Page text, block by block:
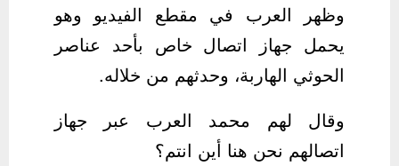
وظهر العرب في مقطع الفيديو وهو
يحمل جهاز اتصال خاص بأحد عناصر
الحوثي الهاربة، وحدثهم من خلاله.
وقال لهم محمد العرب عبر جهاز
اتصالهم نحن هنا أين انتم؟